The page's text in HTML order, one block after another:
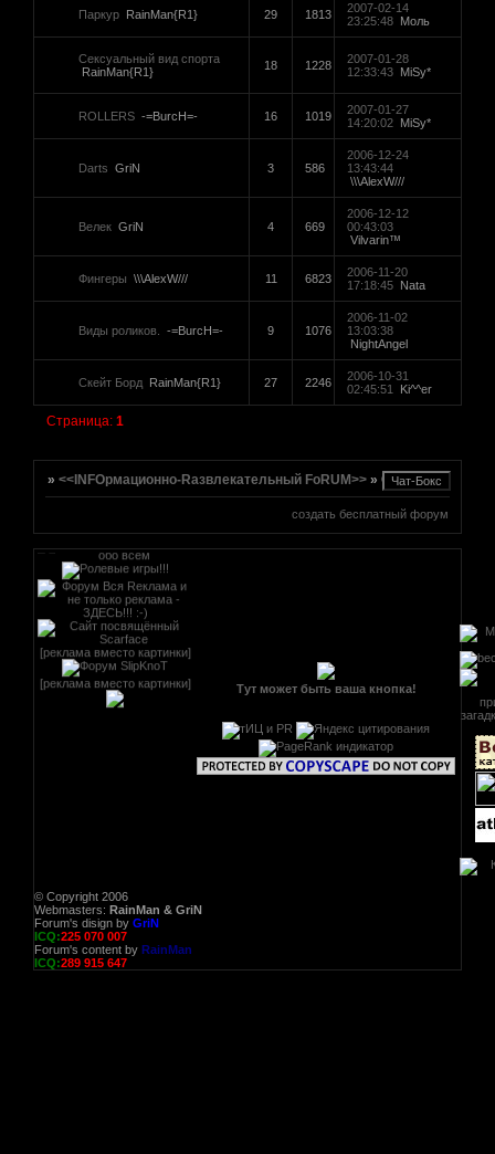
Паркур RainMan{R1} 29 1813
2007-02-14
23:25:48 Моль
Сексуальный вид спорта
RainMan{R1}
18 1228
2007-01-28
12:33:43 MiSy*
ROLLERS -=BurcH=- 16 1019
2007-01-27
14:20:02 MiSy*
Darts GriN 3 586
2006-12-24
13:43:44
\\\AlexW///
Велек GriN 4 669
2006-12-12
00:43:03
Vilvarin™
Фингеры \\\AlexW/// 11 6823
2006-11-20
17:18:45 Nata
Виды роликов. -=BurcH=- 9 1076
2006-11-02
13:03:38
NightAngel
Скейт Борд RainMan{R1} 27 2246
2006-10-31
02:45:51
Ki^^er
Страница:1
»<<INFOрмационно-Rазвлекательный FoRUM>> »Спорт
создать бесплатный форум
href="http://altmetal.mybb.ru"
[реклама вместо картинки]
[реклама вместо картинки]
[реклама вместо картинки]
[реклама вместо картинки]
Тут может быть ваша кнопка!
© Copyright 2006
Webmasters: RainMan & GriN
Forum's disign by GriN
ICQ:225 070 007
Forum's content by RainMan
ICQ:289 915 647